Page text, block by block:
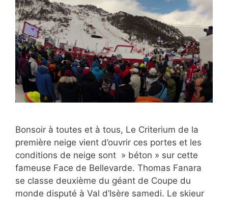
Bonsoir à toutes et à tous, Le Criterium de la
première neige vient d’ouvrir ces portes et les
conditions de neige sont » béton » sur cette
fameuse Face de Bellevarde. Thomas Fanara
se classe deuxième du géant de Coupe du
monde disputé à Val d’Isère samedi. Le skieur